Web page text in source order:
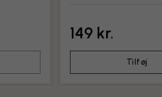
149 kr.
Tilføj